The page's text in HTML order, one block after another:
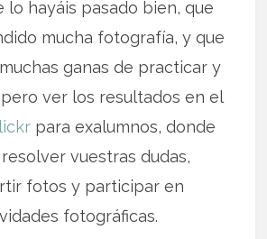
lo hayáis pasado bien, que
mucha fotografía, y que
ganas de practicar y
ver los resultados en el
para exalumnos, donde
vuestras dudas,
fotos y participar en
fotográficas.